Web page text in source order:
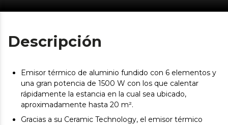
Descripción
Emisor térmico de aluminio fundido con 6 elementos y
una gran potencia de 1500 W con los que calentar
rápidamente la estancia en la cual sea ubicado,
aproximadamente hasta 20 m².
Gracias a su Ceramic Technology, el emisor térmico